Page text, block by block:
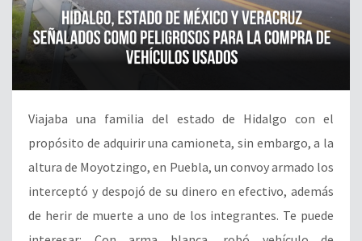
Viajaba una familia del estado de Hidalgo con el
propósito de adquirir una camioneta, sin embargo, a la
altura de Moyotzingo, en Puebla, un convoy armado los
interceptó y despojó de su dinero en efectivo, además
de herir de muerte a uno de los integrantes. Te puede